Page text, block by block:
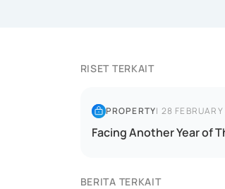
RISET TERKAIT
PROPERTY| 28
Facing Another Year of
BERITA TERKAIT